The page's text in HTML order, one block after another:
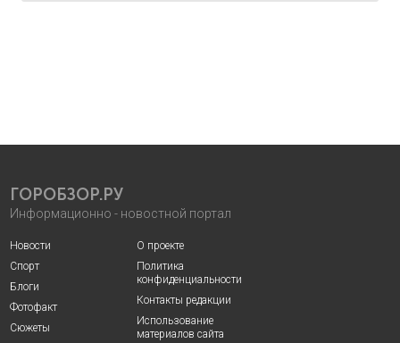
ГОРОБЗОР.РУ
Информационно - новостной портал
Новости
Спорт
Блоги
Фотофакт
Сюжеты
О проекте
Политика
конфиденциальности
Контакты редакции
Использование
материалов сайта